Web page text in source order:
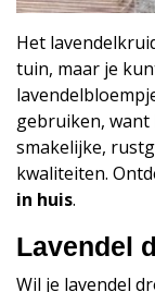
Het
tuin, maar je
gebruiken, want
smakelijke,
kwaliteiten.
in huis.
Lavendel
Wil je lavendel